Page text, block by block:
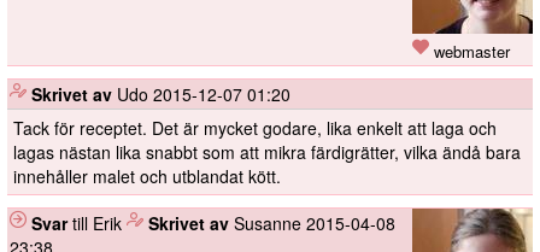
webmaster
Skrivet av Udo 2015-12-07 01:20
Tack för receptet. Det är mycket godare, lika enkelt att laga och
lagas nästan lika snabbt som att mikra färdigrätter, vilka ändå bara
innehåller malet och utblandat kött.
Svartill Erik Skrivet av Susanne 2015-04-08